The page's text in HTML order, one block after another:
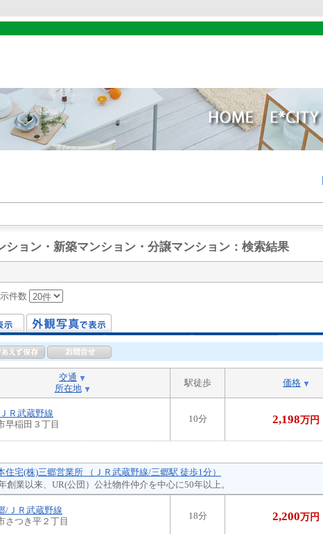
ション・新築マンション・分譲マンション ：検索結果
件数
交通
所在地
駅徒歩 価格
Ｒ武蔵野線
早稲田３丁目
10分 2,198万円
住宅(株)三郷営業所 （ＪＲ武蔵野線/三郷駅 徒歩1分）
創業以来、UR(公団）公社物件仲介を中心に50年以上。
/ＪＲ武蔵野線
さつき平２丁目
18分 2,200万円